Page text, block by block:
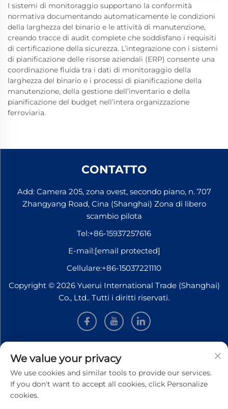
I sistemi di monitoraggio supportano la conformità
normativa documentando automaticamente le condizioni
della larghezza del binario e le attività di manutenzione,
creando tracce di audit complete che soddisfano i requisiti
di certificazione della sicurezza. L’integrazione con i sistemi
di pianificazione delle risorse aziendali (ERP) consente una
coordinazione fluida tra i dati di monitoraggio della
larghezza del binario e i processi di pianificazione della
manutenzione, della gestione dell’inventario e della
pianificazione del budget nell’intera organizzazione
ferroviaria.
CONTATTO
Add: Camera 205, zona ovest, secondo piano, n. 707
Zhangyang Road, Cina (Shanghai) Zona di libero
scambio pilota
Tel:+86-15937257616
E-mail:[email protected]
Cellulare:+86-15037221110
Copyright © 2026 Yuerui International Trade (Shanghai)
Co., Ltd.. Tutti i diritti riservati.
INFORMAZIONI
Iscriviti per ricevere la nostra newsletter settimanale
We value your privacy
We use cookies and similar tools to provide our services.
If you don't want to accept all cookies, click Personalize
cookies.